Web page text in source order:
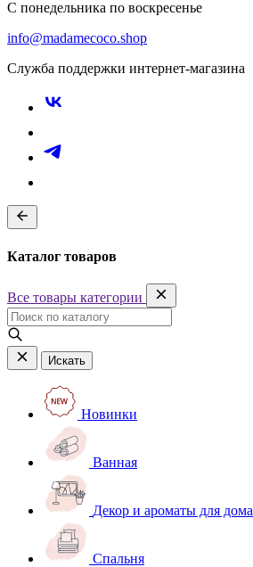
С понедельника по воскресенье
info@madamecoco.shop
Служба поддержки интернет-магазина
Каталог товаров
Все товары категории
Искать
Новинки
Ванная
Декор и ароматы для дома
Спальня